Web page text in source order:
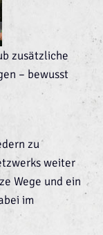
zusätzliche
– bewusst
zu
weiter
Wege und ein
im